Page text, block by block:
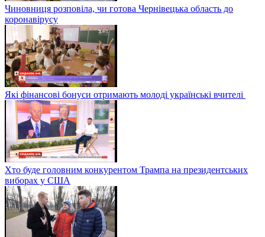
Чиновниця розповіла, чи готова Чернівецька область до
коронавірусу
Які фінансові бонуси отримають молоді українські вчителі
Хто буде головним конкурентом Трампа на президентських
виборах у США